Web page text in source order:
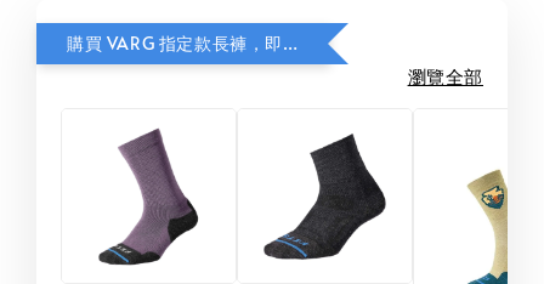
購買 VARG 指定款長褲，即可獲贈指定款式 FITS Light Cushion 美麗諾羊毛襪乙雙。
瀏覽全部